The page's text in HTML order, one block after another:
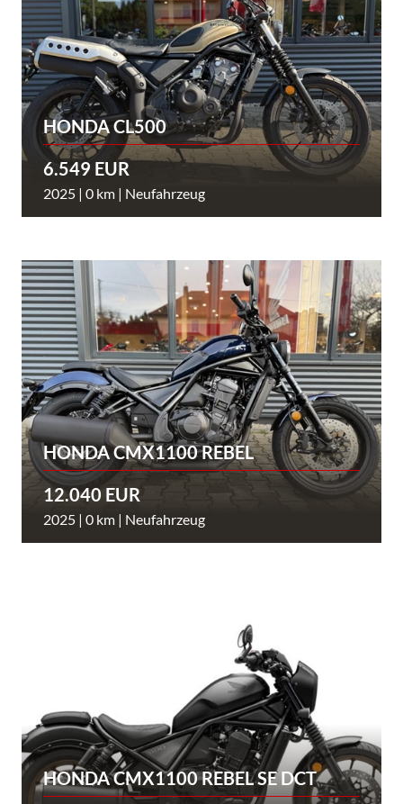
HONDA CL500
6.549 EUR
2025 | 0 km | Neufahrzeug
HONDA CMX1100 REBEL
12.040 EUR
2025 | 0 km | Neufahrzeug
HONDA CMX1100 REBEL SE DCT